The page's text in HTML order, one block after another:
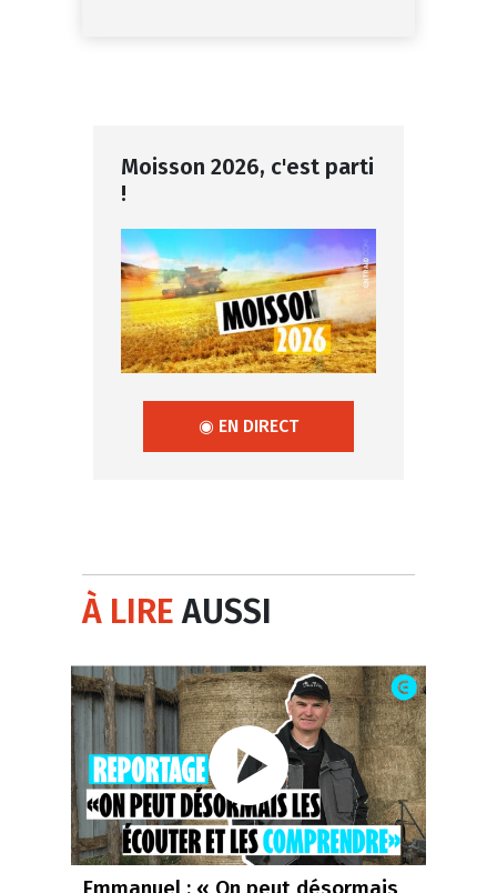
Moisson 2026, c'est parti
!
◉ EN DIRECT
À LIREAUSSI
Emmanuel : « On peut désormais